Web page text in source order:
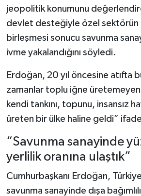
jeopolitik konumunu
devlet desteğiyle özel sektörün
birleşmesi sonucu savunma
ivme yakalandığını söyledi.
Erdoğan, 20 yıl öncesine atıfta
zamanlar toplu iğne
kendi tankını, topunu, insansız
üreten bir ülke haline geldi”
“Savunma sanayinde
yerlilik oranına ulaştık”
Cumhurbaşkanı Erdoğan,
savunma sanayinde dışa